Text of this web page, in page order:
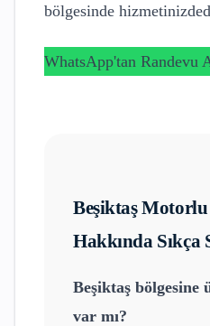
bölgesinde
WhatsApp'tan Randevu
BeşiktaşMotorlu
Hakkında
Beşiktaş bölgesine
var mı?